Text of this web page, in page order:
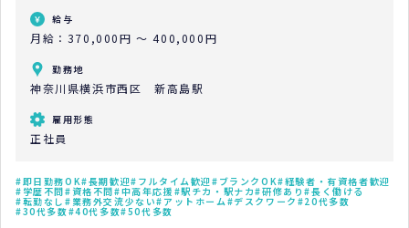
給与
月給：370,000円 ～ 400,000円
勤務地
神奈川県横浜市西区 新高島駅
雇用形態
正社員
即日勤務OK 長期歓迎 フルタイム歓迎 ブランクOK 経験者・有資格者歓迎
学歴不問 資格不問 中高年応援 駅チカ・駅ナカ 研修あり 長く働ける
転勤なし 業務外交流少ない アットホーム デスクワーク 20代多数
30代多数 40代多数 50代多数